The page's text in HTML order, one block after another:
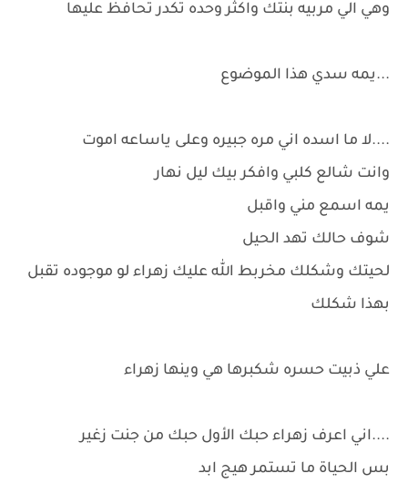
وهي الي مربيه بنتك واكثر وحده تكدر تحافظ عليها
...يمه سدي هذا الموضوع
....لا ما اسده اني مره جبيره وعلى ياساعه اموت
وانت شالع كلبي وافكر بيك ليل نهار
يمه اسمع مني واقبل
شوف حالك تهد الحيل
لحيتك وشكلك مخربط الله عليك زهراء لو موجوده تقبل
بهذا شكلك
علي ذبيت حسره شكبرها هي وينها زهراء
....اني اعرف زهراء حبك الأول حبك من جنت زغير
بس الحياة ما تستمر هيج ابد